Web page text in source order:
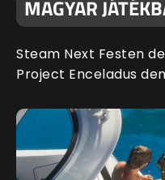
MAGYAR
Steam Next Festen
Project Enceladus